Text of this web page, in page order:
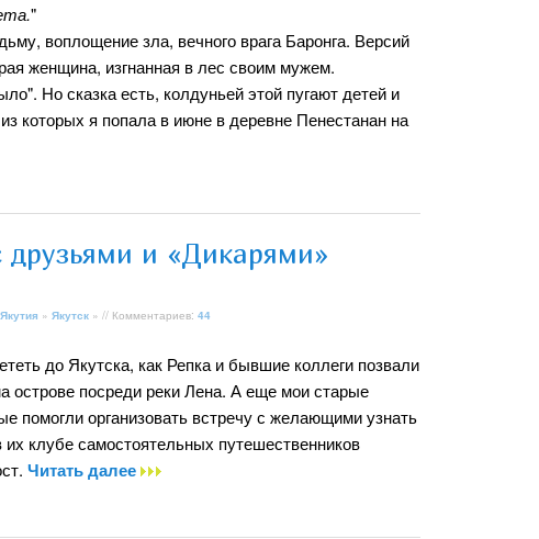
"
воплощение зла, вечного врага Баронга. Версий
женщина, изгнанная в лес своим мужем.
Но сказка есть, колдуньей этой пугают детей и
которых я попала в июне в деревне Пенестанан на
друзьями и «Дикарями»
Якутия » Якутск » // Комментариев: 44
до Якутска, как Репка и бывшие коллеги позвали
острове посреди реки Лена. А еще мои старые
помогли организовать встречу с желающими узнать
их клубе самостоятельных путешественников
Читать далее